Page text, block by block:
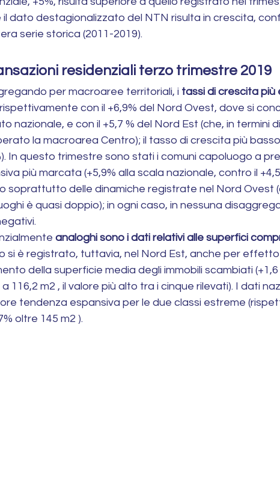
il dato destagionalizzato del NTN risulta in crescita,
serie storica (2011-2019).
residenziali terzo trimestre 2019
per macroaree territoriali, i tassi di crescita più
rispettivamente con il +6,9% del Nord Ovest, dove si
nazionale, e con il +5,7 % del Nord Est (che, in termini
la macroarea Centro); il tasso di crescita più
In questo trimestre sono stati i comuni capoluogo a
più marcata (+5,9% alla scala nazionale, contro il
soprattutto delle dinamiche registrate nel Nord Ovest
è quasi doppio); in ogni caso, in nessuna
analoghi sono i dati relativi alle superfici
si è registrato, tuttavia, nel Nord Est, anche per
della superficie media degli immobili scambiati
116,2 m2 , il valore più alto tra i cinque rilevati). I dati
tendenza espansiva per le due classi estreme
oltre 145 m2 ).